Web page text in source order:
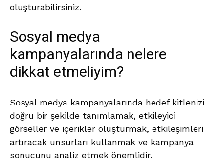
oluşturabilirsiniz.
Sosyal medya
kampanyalarında nelere
dikkat etmeliyim?
Sosyal medya kampanyalarında hedef kitlenizi
doğru bir şekilde tanımlamak, etkileyici
görseller ve içerikler oluşturmak, etkileşimleri
artıracak unsurları kullanmak ve kampanya
sonucunu analiz etmek önemlidir.